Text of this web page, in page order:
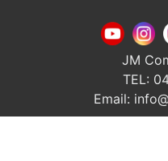
JM
TEL:
Email: